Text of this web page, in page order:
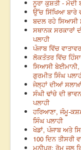
ਨੂਰਾ ਕੁਸ਼ਤੀ -
ਉੱਚ ਸਿੱਖਿਆ ਬਾਰੇ
ਬਦਲ ਰਹੇ ਸਿਆਸੀ
ਸਥਾਨਕ ਸਰਕਾਰਾਂ
ਪਲਾਹੀ
ਪੰਜਾਬ ਵਿੱਚ
ਲੋਕਤੰਤਰ ਵਿੱਚ
ਸਿਆਸੀ
ਗੁਰਮੀਤ ਸਿੰਘ
ਜੇਲ੍ਹਾਂ ਦੀਆਂ
ਸੰਘੀ ਢਾਂਚੇ ਦੀ
ਪਲਾਹੀ
ਹਰਿਆਣਾ, ਜੰਮੂ-
ਸਿੰਘ ਪਲਾਹੀ
ਖੇਡਾਂ, ਪੰਜਾਬ ਅਤੇ
100 ਦਿਨ ਤੀਸਰੀ
ਮਨੀਪੁਰ: ਰੋਮ ਜਲ